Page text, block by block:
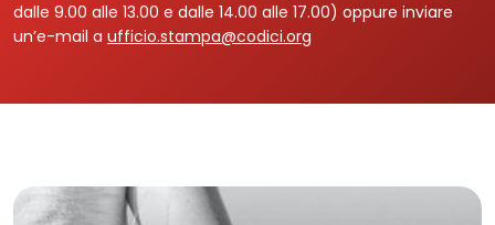
dalle 9.00 alle 13.00 e dalle 14.00 alle 17.00) oppure inviare
un’e-mail a ufficio.stampa@codici.org